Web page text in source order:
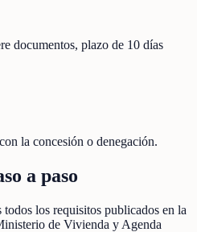
documentos, plazo de 10 días
la concesión o denegación.
a paso
los requisitos publicados en la
de Vivienda y Agenda